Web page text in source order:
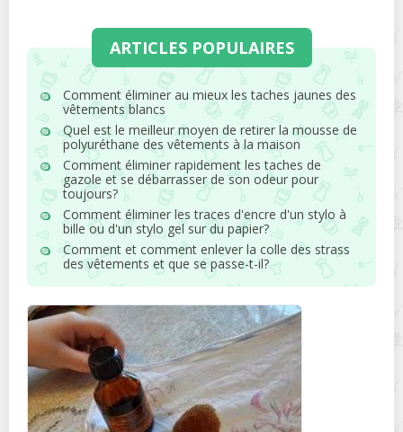
ARTICLES POPULAIRES
Comment éliminer au mieux les taches jaunes des
vêtements blancs
Quel est le meilleur moyen de retirer la mousse de
polyuréthane des vêtements à la maison
Comment éliminer rapidement les taches de
gazole et se débarrasser de son odeur pour
toujours?
Comment éliminer les traces d'encre d'un stylo à
bille ou d'un stylo gel sur du papier?
Comment et comment enlever la colle des strass
des vêtements et que se passe-t-il?